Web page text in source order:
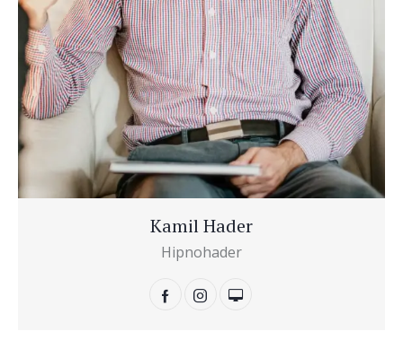
Kamil Hader
Hipnohader